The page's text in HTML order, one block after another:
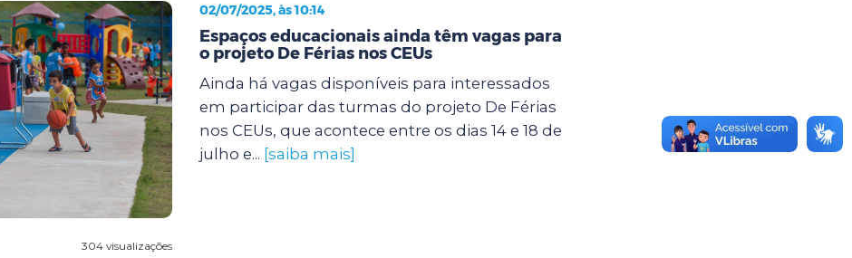
304 visualizações
02/07/2025, às 10:14
Espaços educacionais ainda têm vagas para
o projeto De Férias nos CEUs
Ainda há vagas disponíveis para interessados
em participar das turmas do projeto De Férias
nos CEUs, que acontece entre os dias 14 e 18 de
julho e... [saiba mais]